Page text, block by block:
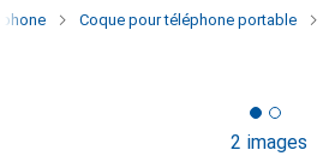
Coque pour téléphone portable
2 images